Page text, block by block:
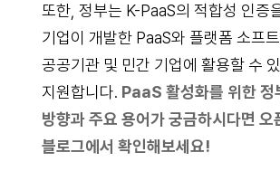
또한, 정부는 K-PaaS의 적합성 인증
기업이 개발한 PaaS와 플랫폼 소프
공공기관 및 민간 기업에 활용할 수
지원합니다. PaaS 활성화를 위한 정
방향과 주요 용어가 궁금하시다면 오
블로그에서 확인해보세요!